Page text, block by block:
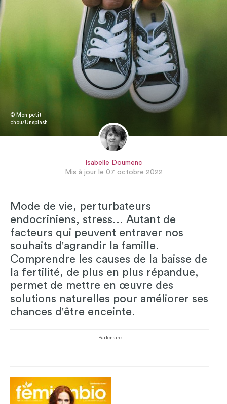
© Mon petit
chou/Unsplash
Isabelle Doumenc
Mis à jour le 07 octobre 2022
Mode de vie, perturbateurs
endocriniens, stress... Autant de
facteurs qui peuvent entraver nos
souhaits d'agrandir la famille.
Comprendre les causes de la baisse de
la fertilité, de plus en plus répandue,
permet de mettre en œuvre des
solutions naturelles pour améliorer ses
chances d'être enceinte.
Partenaire